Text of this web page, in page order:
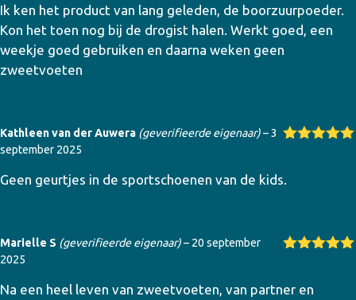
d5uit 5
Ik ken het product van lang geleden, de boorzuurpoeder.
Kon het toen nog bij de drogist halen. Werkt goed, een
weekje goed gebruiken en daarna weken geen
zweetvoeten
Kathleen van der Auwera (geverifieerde eigenaar)–3
september 2025
Geen geurtjes in de sportschoenen van de kids.
Marielle S (geverifieerde eigenaar)– 20 september
2025
Na een heel leven van zweetvoeten, van partner en